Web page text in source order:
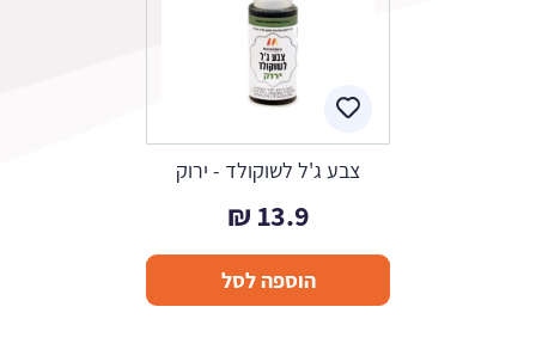
צבע ג'ל לשוקולד - ירוק
13.9
₪
הוספה לסל